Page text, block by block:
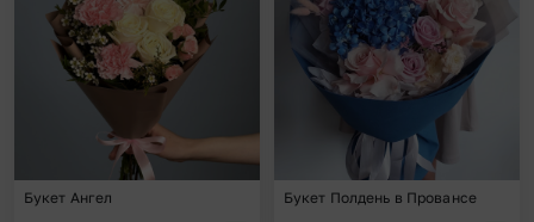
Букет Ангел Букет Полдень в Провансе